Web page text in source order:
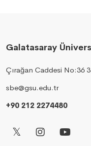
Galatasaray
Çırağan Caddesi No:36
sbe@gsu.edu.tr
+90 212 2274480